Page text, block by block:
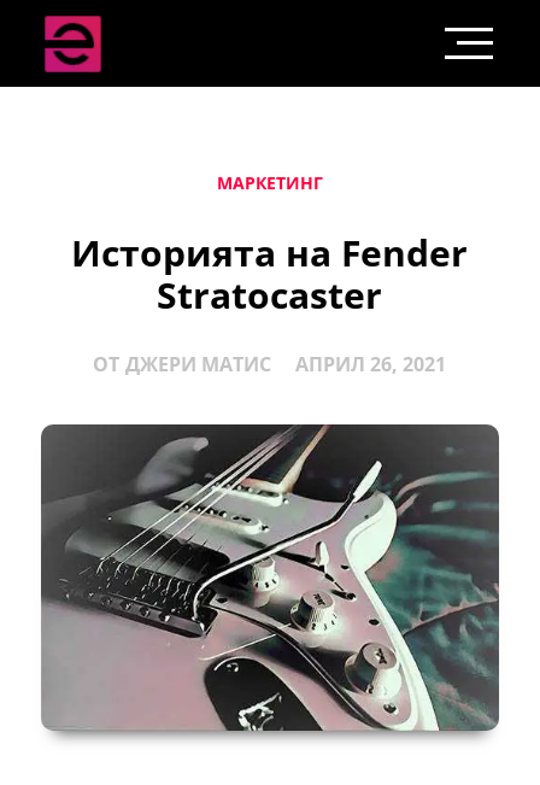
МАРКЕТИНГ
Историята на Fender
Stratocaster
ОТ ДЖЕРИ МАТИС АПРИЛ 26, 2021